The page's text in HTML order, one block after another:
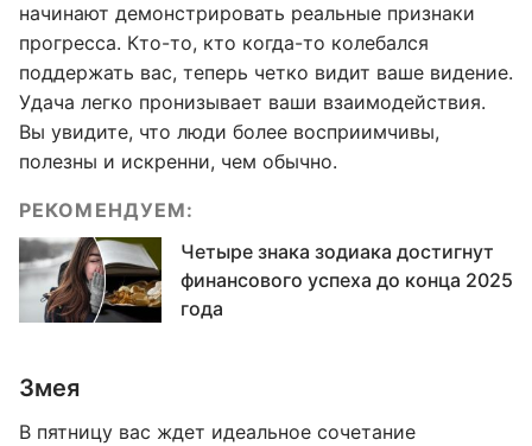
начинают демонстрировать реальные признаки
прогресса. Кто-то, кто когда-то колебался
поддержать вас, теперь четко видит ваше видение.
Удача легко пронизывает ваши взаимодействия.
Вы увидите, что люди более восприимчивы,
полезны и искренни, чем обычно.
РЕКОМЕНДУЕМ:
Четыре знака зодиака достигнут
финансового успеха до конца 2025
года
Змея
В пятницу вас ждет идеальное сочетание